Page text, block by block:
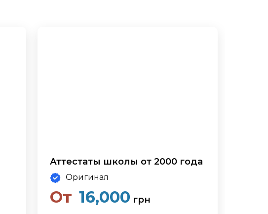
Аттестаты школы от 2000 года
Оригинал
От 16,000 грн